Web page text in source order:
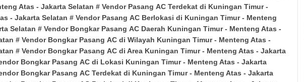
Atas - Jakarta Selatan # Vendor Pasang AC Terdekat di Kuningan Timur -
- Jakarta Selatan # Vendor Pasang AC Berlokasi di Kuningan Timur - Menteng
Selatan # Vendor Bongkar Pasang AC Daerah Kuningan Timur - Menteng Atas -
# Vendor Bongkar Pasang AC di Wilayah Kuningan Timur - Menteng Atas -
# Vendor Bongkar Pasang AC di Area Kuningan Timur - Menteng Atas - Jakarta
Bongkar Pasang AC di Lokasi Kuningan Timur - Menteng Atas - Jakarta
Bongkar Pasang AC Terdekat di Kuningan Timur - Menteng Atas - Jakarta